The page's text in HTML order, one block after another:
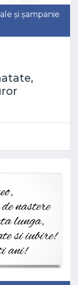
și șampanie